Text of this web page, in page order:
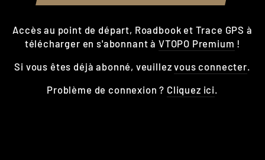
Accès au point de départ, Roadbook et Trace GPS à
télécharger en s'abonnant à VTOPO Premium !
Si vous êtes déjà abonné, veuillezvous connecter
Problème de connexion ? Cliquez ici